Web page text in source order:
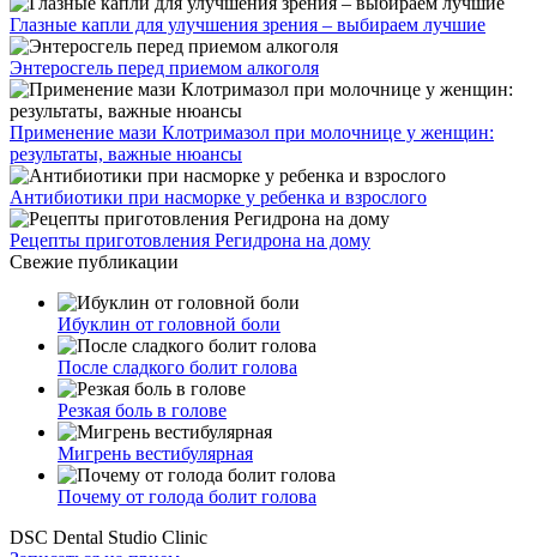
Глазные капли для улучшения зрения – выбираем лучшие
Энтеросгель перед приемом алкоголя
Применение мази Клотримазол при молочнице у женщин:
результаты, важные нюансы
Антибиотики при насморке у ребенка и взрослого
Рецепты приготовления Регидрона на дому
Свежие публикации
Ибуклин от головной боли
После сладкого болит голова
Резкая боль в голове
Мигрень вестибулярная
Почему от голода болит голова
DSC Dental Studio Clinic